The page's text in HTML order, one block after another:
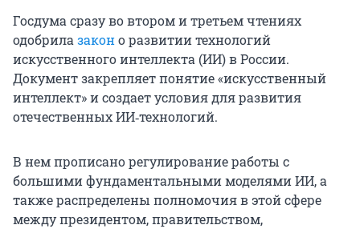
Госдума сразу во втором и третьем чтениях
одобрилазаконо развитии технологий
искусственного интеллекта (ИИ) в России.
Документ закрепляет понятие «искусственный
интеллект» и создает условия для развития
отечественных ИИ‑технологий.
В нем прописано регулирование работы с
большими фундаментальными моделями ИИ, а
также распределены полномочия в этой сфере
между президентом, правительством,